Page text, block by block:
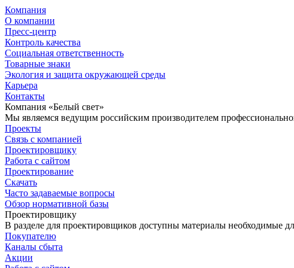
Компания
О компании
Пресс-центр
Контроль качества
Социальная ответственность
Товарные знаки
Экология и защита окружающей среды
Карьера
Контакты
Компания «Белый свет»
Мы являемся ведущим российским производителем
Проекты
Связь с компанией
Проектировщику
Работа с сайтом
Проектирование
Скачать
Часто задаваемые вопросы
Обзор нормативной базы
Проектировщику
В разделе для проектировщиков доступны материалы необходимые
Покупателю
Каналы сбыта
Акции